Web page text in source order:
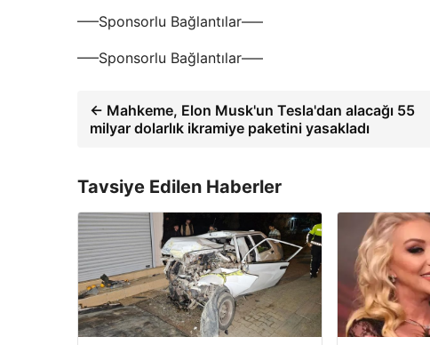
—–Sponsorlu Bağlantılar—–
—–Sponsorlu Bağlantılar—–
← Mahkeme, Elon Musk'un Tesla'dan alacağı 55
milyar dolarlık ikramiye paketini yasakladı
Tavsiye Edilen Haberler